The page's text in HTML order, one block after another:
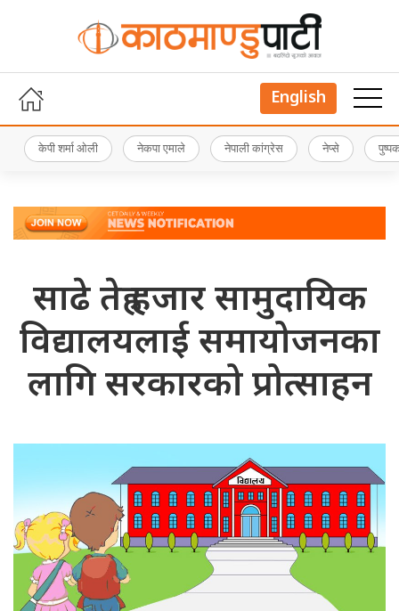
English
केपी शर्मा ओली नेकपा एमाले नेपाली कांग्रेस नेप्से
साढे तेह्र हजार सामुदायिक
विद्यालयलाई समायोजनका
लागि सरकारको प्रोत्साहन